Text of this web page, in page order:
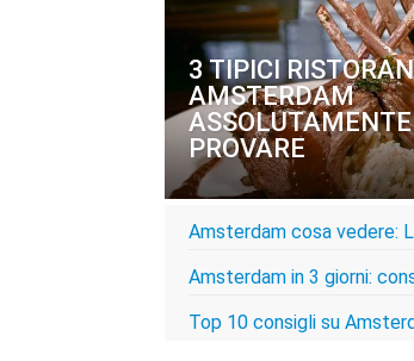
3 TIPICI
AMSTERDAM
PROVARE
Amsterdam cosa vedere:
Amsterdam in 3 giorni:
Top 10 consigli su